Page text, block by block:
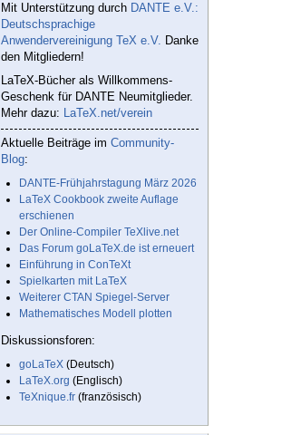
Mit Unterstützung durch DANTE e.V.:
Deutschsprachige
Anwendervereinigung TeX e.V. Danke
den Mitgliedern!
LaTeX-Bücher als Willkommens-
Geschenk für DANTE Neumitglieder.
Mehr dazu: LaTeX.net/verein
Aktuelle Beiträge im Community-
Blog:
DANTE-Frühjahrstagung März 2026
LaTeX Cookbook zweite Auflage
erschienen
Der Online-Compiler TeXlive.net
Das Forum goLaTeX.de ist erneuert
Einführung in ConTeXt
Spielkarten mit LaTeX
Weiterer CTAN Spiegel-Server
Mathematisches Modell plotten
Diskussionsforen:
goLaTeX (Deutsch)
LaTeX.org (Englisch)
TeXnique.fr (französisch)